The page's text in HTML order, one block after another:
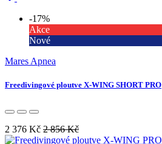
-17%
Akce
Nové
Mares Apnea
Freedivingové ploutve X-WING SHORT PRO
2 376 Kč 2 856 Kč